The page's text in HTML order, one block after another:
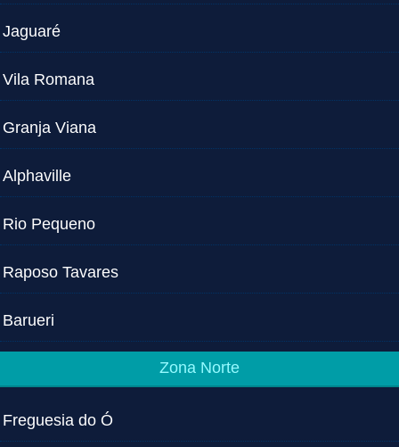
Jaguaré
Vila Romana
Granja Viana
Alphaville
Rio Pequeno
Raposo Tavares
Barueri
Zona Norte
Freguesia do Ó